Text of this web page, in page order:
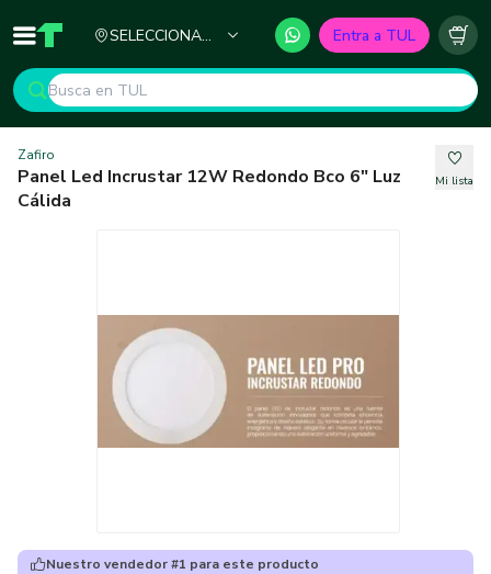
Inicio TUL - Tu Marketplace de Construcción
SELECCIONA
Entra a TUL
Zafiro
Panel Led Incrustar 12W Redondo Bco 6" Luz
Cálida
Mi lista
Nuestro vendedor #1 para este producto